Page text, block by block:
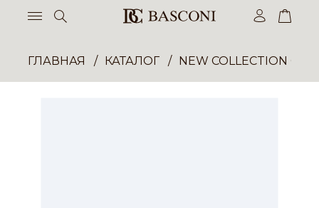
ГЛАВНАЯ КАТАЛОГ NEW COLLECTION